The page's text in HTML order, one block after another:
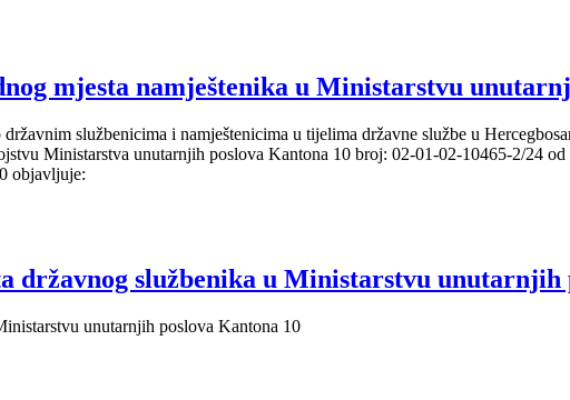
mjesta namještenika u Ministarstvu
službenicima i namještenicima u tijelima državne službe u
Ministarstva unutarnjih poslova Kantona 10 broj: 02-01-02-10465-2/24
objavljuje:
državnog službenika u Ministarstvu unutarnjih
unutarnjih poslova Kantona 10